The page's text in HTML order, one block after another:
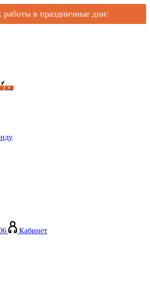
работы в праздничные дни:
Кабинет